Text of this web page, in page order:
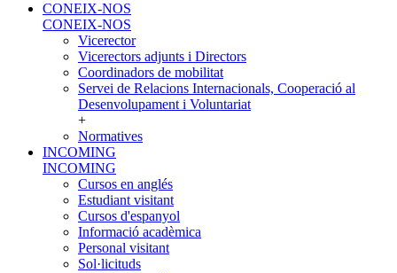
CONEIX-NOS
CONEIX-NOS
Vicerector
Vicerectors adjunts i Directors
Coordinadors de mobilitat
Servei de Relacions Internacionals, Cooperació al
Desenvolupament i Voluntariat
+
Normatives
INCOMING
INCOMING
Cursos en anglés
Estudiant visitant
Cursos d'espanyol
Informació acadèmica
Personal visitant
Sol·licituds